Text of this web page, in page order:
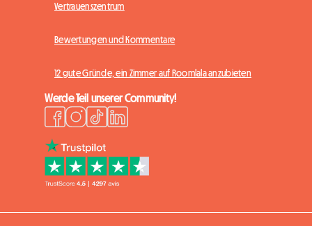
Vertrauenszentrum
Bewertungen und Kommentare
12 gute Gründe, ein Zimmer auf Roomlala anzubieten
Werde Teil unserer Community!